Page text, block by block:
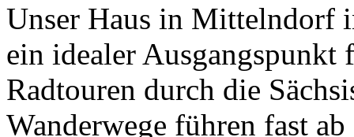
Unser Haus in Mittelndorf
ein idealer
Radtouren durch die
Wanderwege führen fast